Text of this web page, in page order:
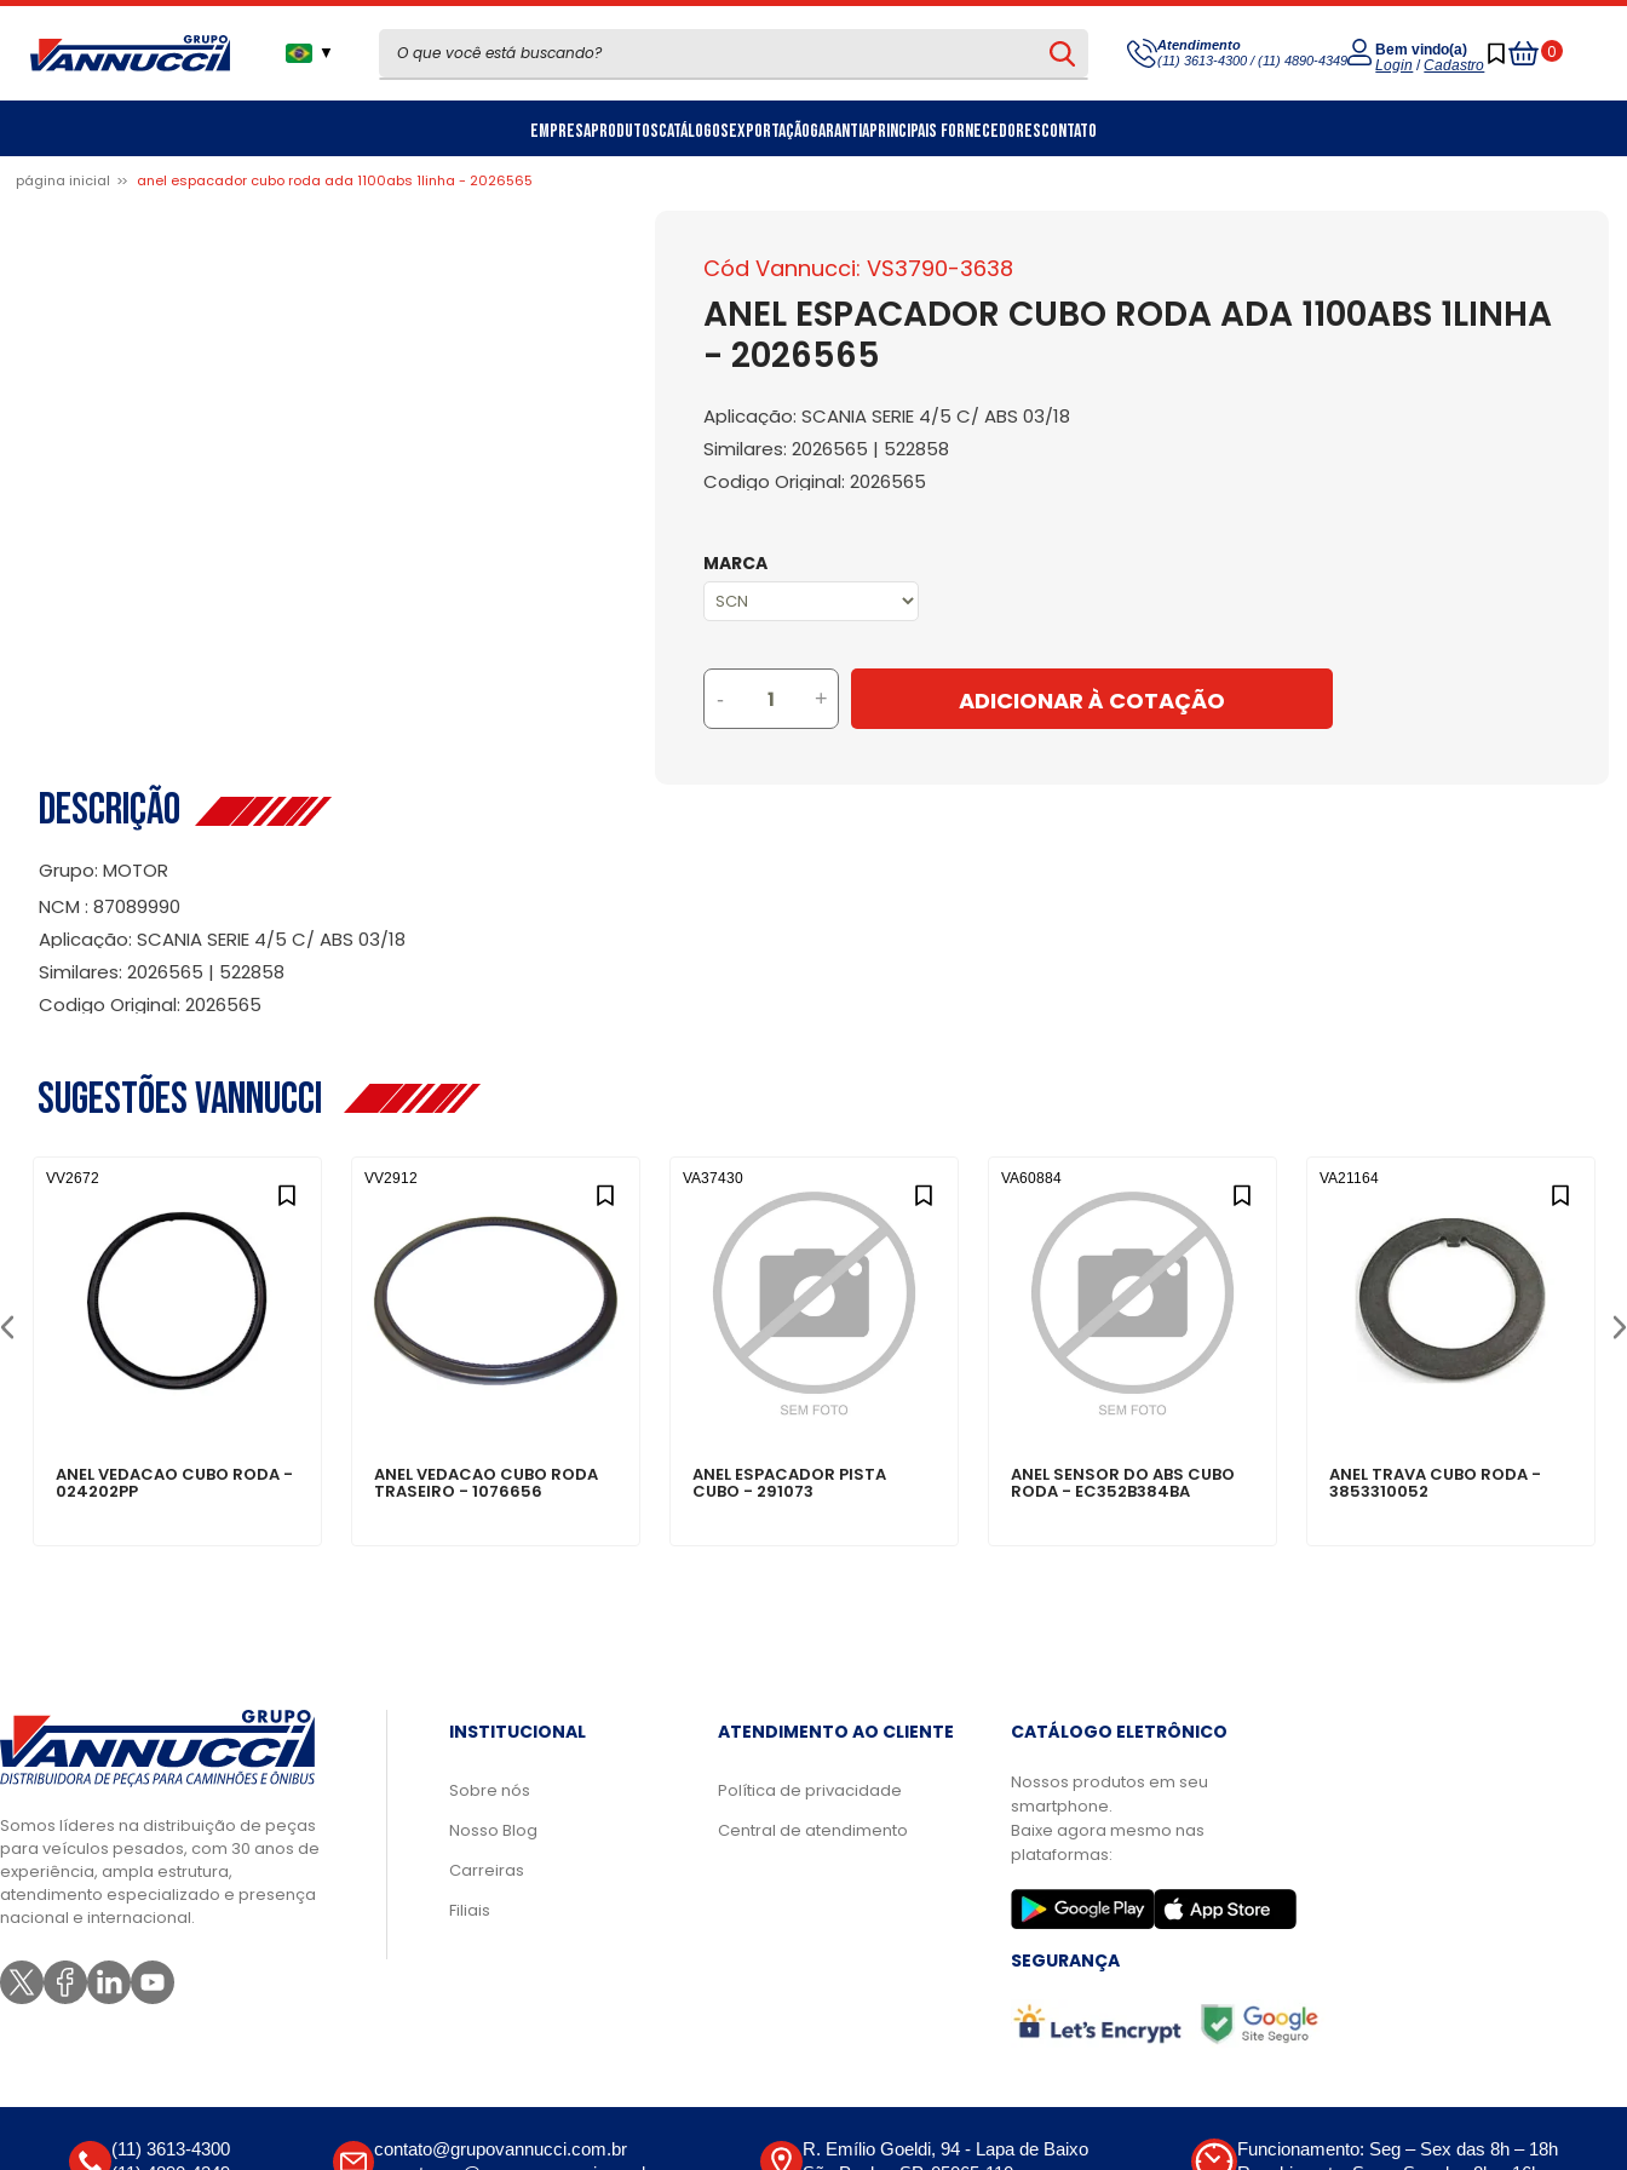
▼
Atendimento
(11) 3613-4300 / (11) 4890-4349
Bem vindo(a)
Login /Cadastro
0
Meu
Carrinho
EmpresaProdutosCatálogosExportaçãoGarantiaPrincipais FornecedoresContato
página inicial anel espacador cubo roda ada 1100abs 1linha - 2026565
Cód Vannucci: VS3790-3638
ANEL ESPACADOR CUBO RODA ADA 1100ABS 1LINHA
- 2026565
Aplicação: SCANIA SERIE 4/5 C/ ABS 03/18
Similares: 2026565 | 522858
Codigo Original: 2026565
MARCA
- + ADICIONAR À COTAÇÃO
Descrição
Grupo: MOTOR
NCM : 87089990
Aplicação: SCANIA SERIE 4/5 C/ ABS 03/18
Similares: 2026565 | 522858
Codigo Original: 2026565
Sugestões Vannucci
ANEL VEDACAO CUBO RODA -
024202PP
VV2672
ANEL VEDACAO CUBO RODA
TRASEIRO - 1076656
VV2912
ANEL ESPACADOR PISTA
CUBO - 291073
VA37430
ANEL SENSOR DO ABS CUBO
RODA - EC352B384BA
VA60884
ANEL TRAVA CUBO RODA -
3853310052
VA21164
Somos líderes na distribuição de peças
para veículos pesados, com 30 anos de
experiência, ampla estrutura,
atendimento especializado e presença
nacional e internacional.
INSTITUCIONAL
Sobre nós
Nosso Blog
Carreiras
Filiais
ATENDIMENTO AO CLIENTE
Política de privacidade
Central de atendimento
CATÁLOGO ELETRÔNICO
Nossos produtos em seu
smartphone.
Baixe agora mesmo nas
plataformas:
SEGURANÇA
(11) 3613-4300
contato@grupovannucci.com.br
R. Emílio Goeldi, 94 - Lapa de Baixo
Funcionamento: Seg – Sex das 8h – 18h